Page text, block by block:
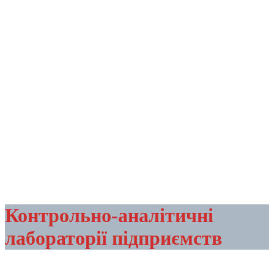
Контрольно-аналітичні
лабораторії підприємств